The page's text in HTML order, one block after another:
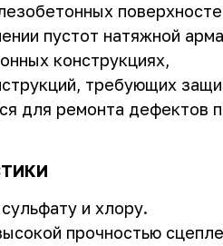
пустот натяжной
конструкциях,
требующих
для ремонта дефектов
и хлору.
прочностью